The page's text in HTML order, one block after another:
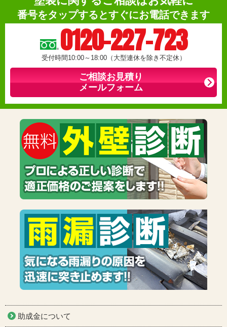
番号をタップするとすぐにお電話できます
0120-227-723
受付時間10:00～18:00（大型連休を除き不定休）
ご相談お見積り
メールフォーム
助成金について